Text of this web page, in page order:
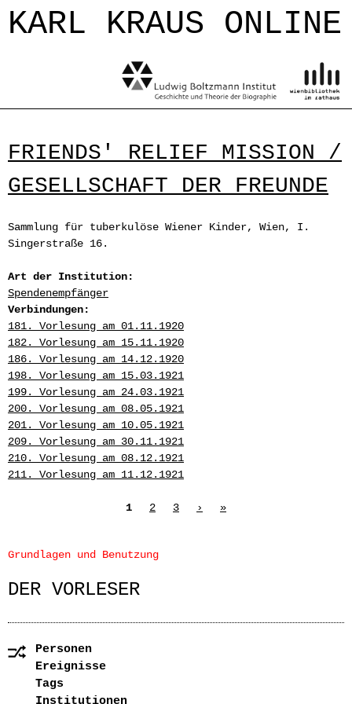
Jump to navigation
KARL KRAUS ONLINE
FRIENDS' RELIEF MISSION /
GESELLSCHAFT DER FREUNDE
Sammlung für tuberkulöse Wiener Kinder, Wien, I.
Singerstraße 16.
Art der Institution:
Spendenempfänger
Verbindungen:
181. Vorlesung am 01.11.1920
182. Vorlesung am 15.11.1920
186. Vorlesung am 14.12.1920
198. Vorlesung am 15.03.1921
199. Vorlesung am 24.03.1921
200. Vorlesung am 08.05.1921
201. Vorlesung am 10.05.1921
209. Vorlesung am 30.11.1921
210. Vorlesung am 08.12.1921
211. Vorlesung am 11.12.1921
1 2 3 › »
Grundlagen und Benutzung
DER VORLESER
Personen
Ereignisse
Tags
Institutionen